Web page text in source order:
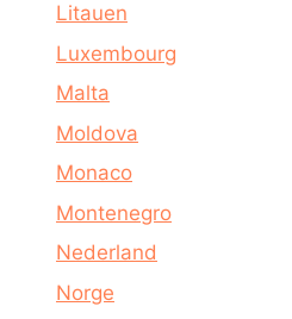
Litauen
Luxembourg
Malta
Moldova
Monaco
Montenegro
Nederland
Norge